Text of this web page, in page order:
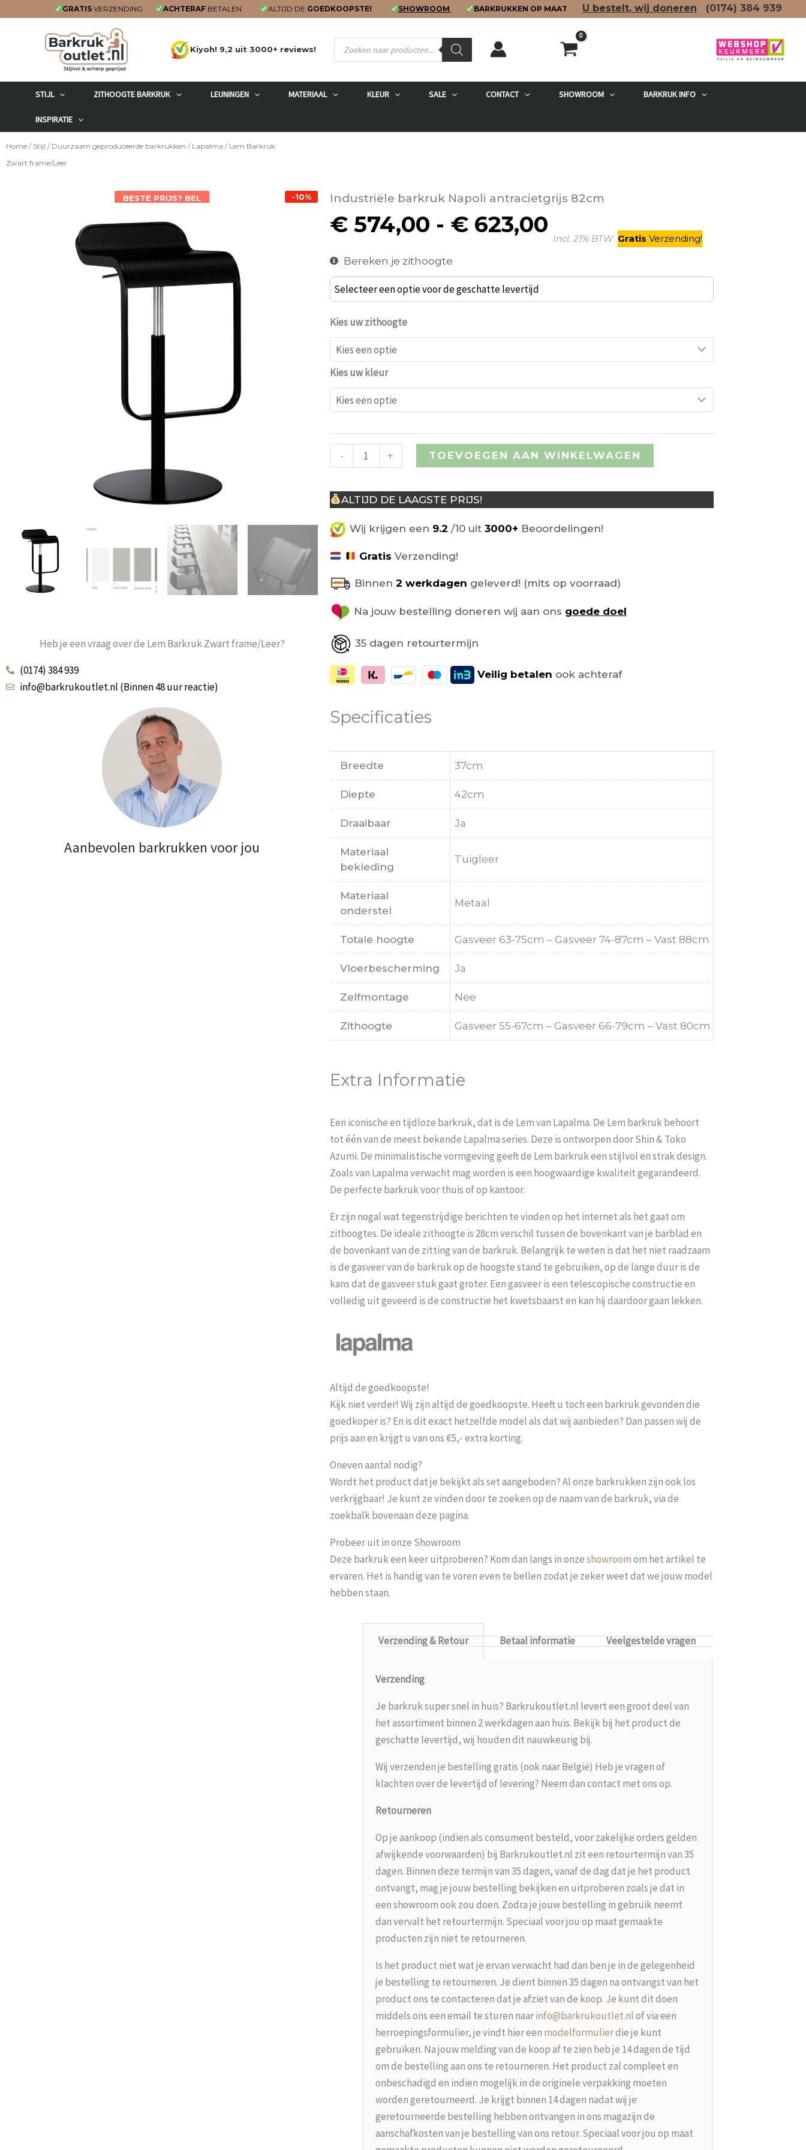
GRATIS VERZENDING ACHTERAF BETALEN ALTIJD DE GOEDKOOPSTE! SHOWROOM BARKRUKKEN OP MAAT U bestelt, wij doneren (0174) 384 939
Kiyoh! 9,2 uit 3000+ reviews!
Producten
zoeken
STIJL ZITHOOGTE BARKRUK LEUNINGEN MATERIAAL KLEUR SALE CONTACT SHOWROOM BARKRUK INFO
INSPIRATIE
Home / Stijl / Duurzaam geproduceerde barkrukken / Lapalma / Lem Barkruk
Zwart frame/Leer
BESTE PRIJS? BEL
-10%
Heb je een vraag over de Lem Barkruk Zwart frame/Leer?
(0174) 384 939
info@barkrukoutlet.nl (Binnen 48 uur reactie)
Aanbevolen barkrukken voor jou
Industriële barkruk Napoli antracietgrijs 82cm
€ 574,00 - € 623,00 Prijsklasse:
€ 574,00
€ 623,00
Incl. 21% BTW Gratis Verzending!
Bereken je zithoogte
Selecteer een optie voor de geschatte levertijd
Kies uw zithoogte
Kies uw kleur
-
Lem
Barkruk
Zwart
frame/Leer
aantal
+ TOEVOEGEN AAN WINKELWAGEN
ALTIJD DE LAAGSTE PRIJS!
Wij krijgen een 9.2 /10 uit 3000+ Beoordelingen!
Gratis Verzending!
Binnen 2 werkdagen geleverd! (mits op voorraad)
Na jouw bestelling doneren wij aan ons goede doel
35 dagen retourtermijn
Veilig betalen ook achteraf
Specificaties
Breedte 37cm
Diepte 42cm
Draaibaar Ja
Materiaal
bekleding
Tuigleer
Materiaal
onderstel
Metaal
Totale hoogte Gasveer 63-75cm – Gasveer 74-87cm – Vast 88cm
Vloerbescherming Ja
Zelfmontage Nee
Zithoogte Gasveer 55-67cm – Gasveer 66-79cm – Vast 80cm
Extra Informatie
Een iconische en tijdloze barkruk, dat is de Lem van Lapalma. De Lem barkruk behoort
tot één van de meest bekende Lapalma series. Deze is ontworpen door Shin & Toko
Azumi. De minimalistische vormgeving geeft de Lem barkruk een stijlvol en strak design.
Zoals van Lapalma verwacht mag worden is een hoogwaardige kwaliteit gegarandeerd.
De perfecte barkruk voor thuis of op kantoor.
Er zijn nogal wat tegenstrijdige berichten te vinden op het internet als het gaat om
zithoogtes. De ideale zithoogte is 28cm verschil tussen de bovenkant van je barblad en
de bovenkant van de zitting van de barkruk. Belangrijk te weten is dat het niet raadzaam
is de gasveer van de barkruk op de hoogste stand te gebruiken, op de lange duur is de
kans dat de gasveer stuk gaat groter. Een gasveer is een telescopische constructie en
volledig uit geveerd is de constructie het kwetsbaarst en kan hij daardoor gaan lekken.
Altijd de goedkoopste!
Kijk niet verder! Wij zijn altijd de goedkoopste. Heeft u toch een barkruk gevonden die
goedkoper is? En is dit exact hetzelfde model als dat wij aanbieden? Dan passen wij de
prijs aan en krijgt u van ons €5,- extra korting.
Oneven aantal nodig?
Wordt het product dat je bekijkt als set aangeboden? Al onze barkrukken zijn ook los
verkrijgbaar! Je kunt ze vinden door te zoeken op de naam van de barkruk, via de
zoekbalk bovenaan deze pagina.
Probeer uit in onze Showroom
Deze barkruk een keer uitproberen? Kom dan langs in onzeshowroomom het artikel te
ervaren. Het is handig van te voren even te bellen zodat je zeker weet dat we jouw model
hebben staan.
Verzending & Retour Betaal informatie Veelgestelde vragen
Verzending
Je barkruk super snel in huis? Barkrukoutlet.nl levert een groot deel van
het assortiment binnen 2 werkdagen aan huis. Bekijk bij het product de
geschatte levertijd, wij houden dit nauwkeurig bij.
Wij verzenden je bestelling gratis (ook naar België) Heb je vragen of
klachten over de levertijd of levering? Neem dan contact met ons op.
Retourneren
Op je aankoop (indien als consument besteld, voor zakelijke orders gelden
afwijkende voorwaarden) bij Barkrukoutlet.nl zit een retourtermijn van 35
dagen. Binnen deze termijn van 35 dagen, vanaf de dag dat je het product
ontvangt, mag je jouw bestelling bekijken en uitproberen zoals je dat in
een showroom ook zou doen. Zodra je jouw bestelling in gebruik neemt
dan vervalt het retourtermijn. Speciaal voor jou op maat gemaakte
producten zijn niet te retourneren.
Is het product niet wat je ervan verwacht had dan ben je in de gelegenheid
je bestelling te retourneren. Je dient binnen 35 dagen na ontvangst van het
product ons te contacteren dat je afziet van de koop. Je kunt dit doen
middels ons een email te sturen naarinfo@barkrukoutlet.nlof via een
herroepingsformulier, je vindt hier een modelformulierdie je kunt
gebruiken. Na jouw melding van de koop af te zien heb je 14 dagen de tijd
om de bestelling aan ons te retourneren. Het product zal compleet en
onbeschadigd en indien mogelijk in de originele verpakking moeten
worden geretourneerd. Je krijgt binnen 14 dagen nadat wij je
geretourneerde bestelling hebben ontvangen in ons magazijn de
aanschafkosten van je bestelling van ons retour. Speciaal voor jou op maat